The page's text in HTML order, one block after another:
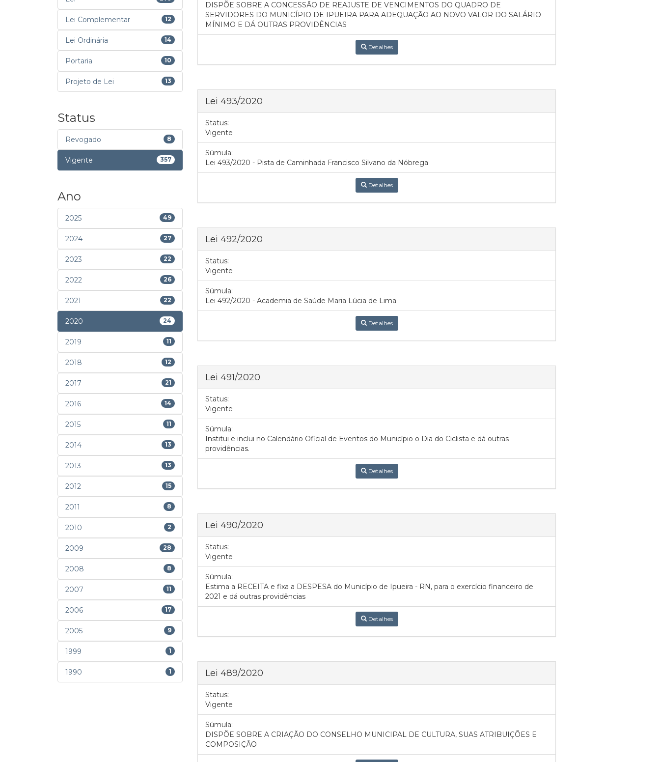
Lei Complementar 12
Lei Ordinária 14
Portaria 10
Projeto de Lei 13
Status
Revogado 8
Vigente 357
Ano
2025 49
2024 27
2023 22
2022 26
2021 22
2020 24
2019 11
2018 12
2017 21
2016 14
2015 11
2014 13
2013 13
2012 15
2011 8
2010 2
2009 28
2008 8
2007 11
2006 17
2005 9
1999 1
1990 1
DISPÕE SOBRE A CONCESSÃO DE REAJUSTE DE VENCIMENTOS DO QUADRO DE
SERVIDORES DO MUNICÍPIO DE IPUEIRA PARA ADEQUAÇÃO AO NOVO VALOR DO SALÁRIO
MÍNIMO E DÁ OUTRAS PROVIDÊNCIAS
Detalhes
Lei 493/2020
Status:
Vigente
Súmula:
Lei 493/2020 - Pista de Caminhada Francisco Silvano da Nóbrega
Detalhes
Lei 492/2020
Status:
Vigente
Súmula:
Lei 492/2020 - Academia de Saúde Maria Lúcia de Lima
Detalhes
Lei 491/2020
Status:
Vigente
Súmula:
Institui e inclui no Calendário Oficial de Eventos do Município o Dia do Ciclista e dá outras
providências.
Detalhes
Lei 490/2020
Status:
Vigente
Súmula:
Estima a RECEITA e fixa a DESPESA do Município de Ipueira - RN, para o exercício financeiro de
2021 e dá outras providências
Detalhes
Lei 489/2020
Status:
Vigente
Súmula:
DISPÕE SOBRE A CRIAÇÃO DO CONSELHO MUNICIPAL DE CULTURA, SUAS ATRIBUIÇÕES E
COMPOSIÇÃO